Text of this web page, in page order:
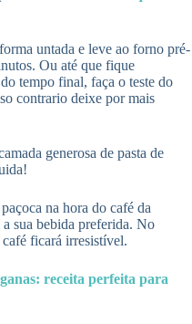
untada e leve ao forno pré-
Ou até que fique
tempo final, faça o teste do
contrario deixe por mais
generosa de pasta de
na hora do café da
sua bebida preferida. No
ficará irresistível.
receita perfeita para